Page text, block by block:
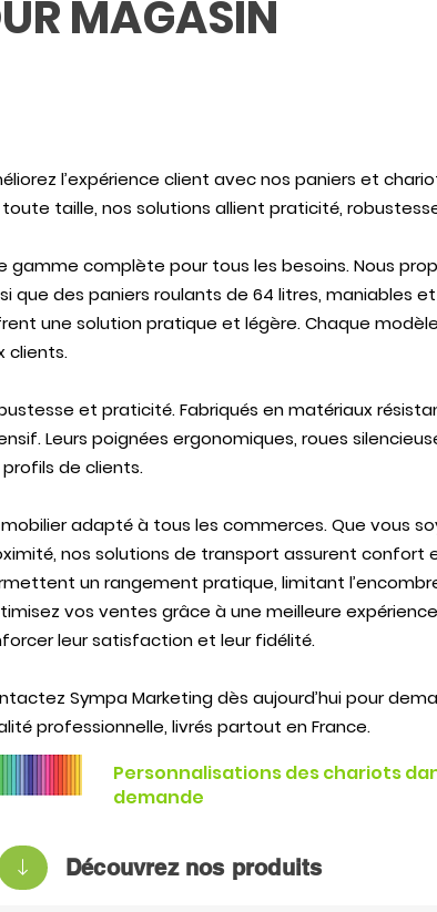
MAGASIN
l’expérience client avec nos paniers et
taille, nos solutions allient praticité,
gamme complète pour tous les besoins. Nous
que des paniers roulants de 64 litres, maniables
une solution pratique et légère. Chaque
clients.
et praticité. Fabriqués en matériaux
Leurs poignées ergonomiques, roues
profils de clients.
mobilier adapté à tous les commerces. Que vous
nos solutions de transport assurent confort
un rangement pratique, limitant
vos ventes grâce à une meilleure
leur satisfaction et leur fidélité.
Sympa Marketing dès aujourd’hui pour
professionnelle, livrés partout en France.
Personnalisations des chariots
demande
Découvrez nos produits